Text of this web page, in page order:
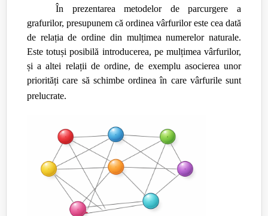
În prezentarea metodelor de parcurgere a
grafurilor, presupunem că ordinea vârfurilor este cea dată
de relația de ordine din mulțimea numerelor naturale.
Este totuși posibilă introducerea, pe mulțimea vârfurilor,
și a altei relații de ordine, de exemplu asocierea unor
priorități care să schimbe ordinea în care vârfurile sunt
prelucrate.